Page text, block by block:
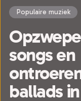
Populaire muziek
songs en
ballads